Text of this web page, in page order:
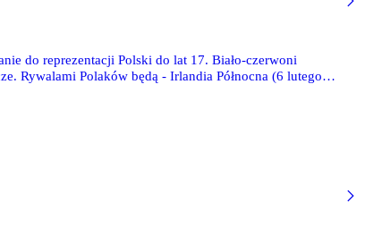
do reprezentacji Polski do lat 17. Biało-czerwoni
Rywalami Polaków będą - Irlandia Północna (6 lutego,